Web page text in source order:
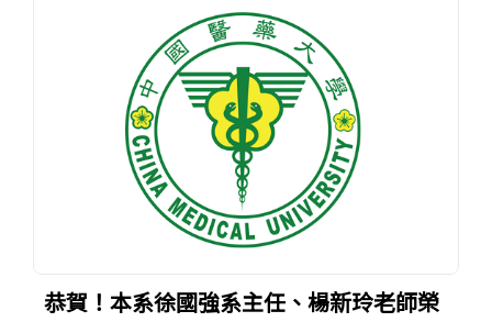
恭賀！本系徐國強系主任、楊新玲老師榮